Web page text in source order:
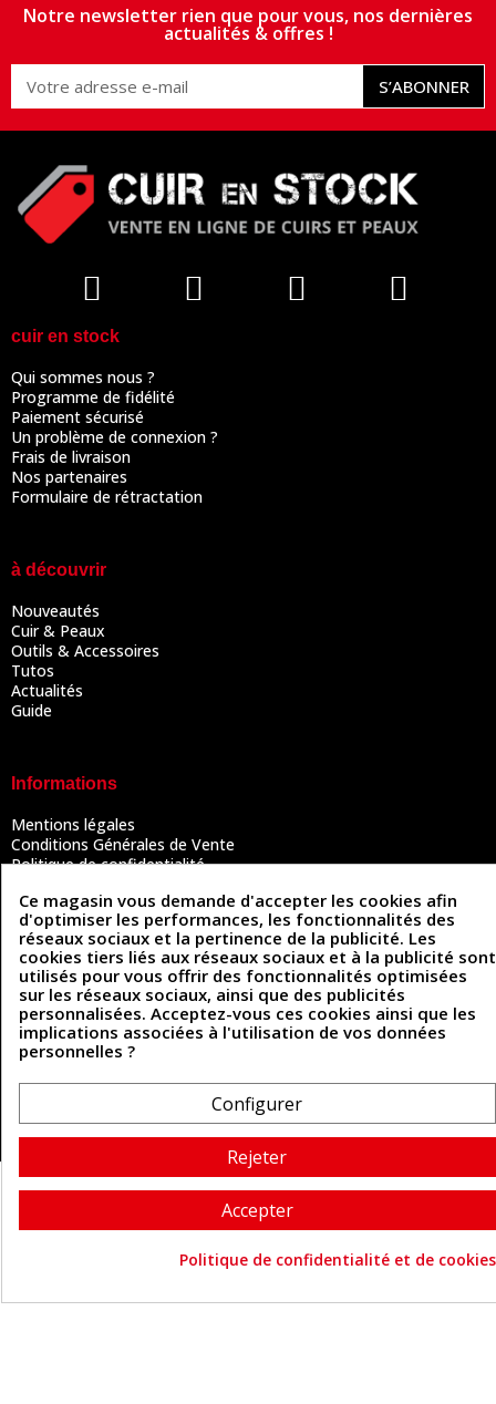
Notre newsletter rien que pour vous, nos dernières
actualités & offres !
S’ABONNER
cuir en stock
Qui sommes nous ?
Programme de fidélité
Paiement sécurisé
Un problème de connexion ?
Frais de livraison
Nos partenaires
Formulaire de rétractation
à découvrir
Nouveautés
Cuir & Peaux
Outils & Accessoires
Tutos
Actualités
Guide
Informations
Mentions légales
Conditions Générales de Vente
Politique de confidentialité
Contactez-nous
Coordonnées
493 Chemin de Catougnac
81300 Graulhet
05 63 34 51 88
contact@cuirenstock.com
Cuirenstock © 2026 - Une création Quatrys 💙
Ce magasin vous demande d'accepter les cookies afin
d'optimiser les performances, les fonctionnalités des
réseaux sociaux et la pertinence de la publicité. Les
cookies tiers liés aux réseaux sociaux et à la publicité sont
utilisés pour vous offrir des fonctionnalités optimisées
sur les réseaux sociaux, ainsi que des publicités
personnalisées. Acceptez-vous ces cookies ainsi que les
implications associées à l'utilisation de vos données
personnelles ?
Configurer
Rejeter
Accepter
Politique de confidentialité et de cookies